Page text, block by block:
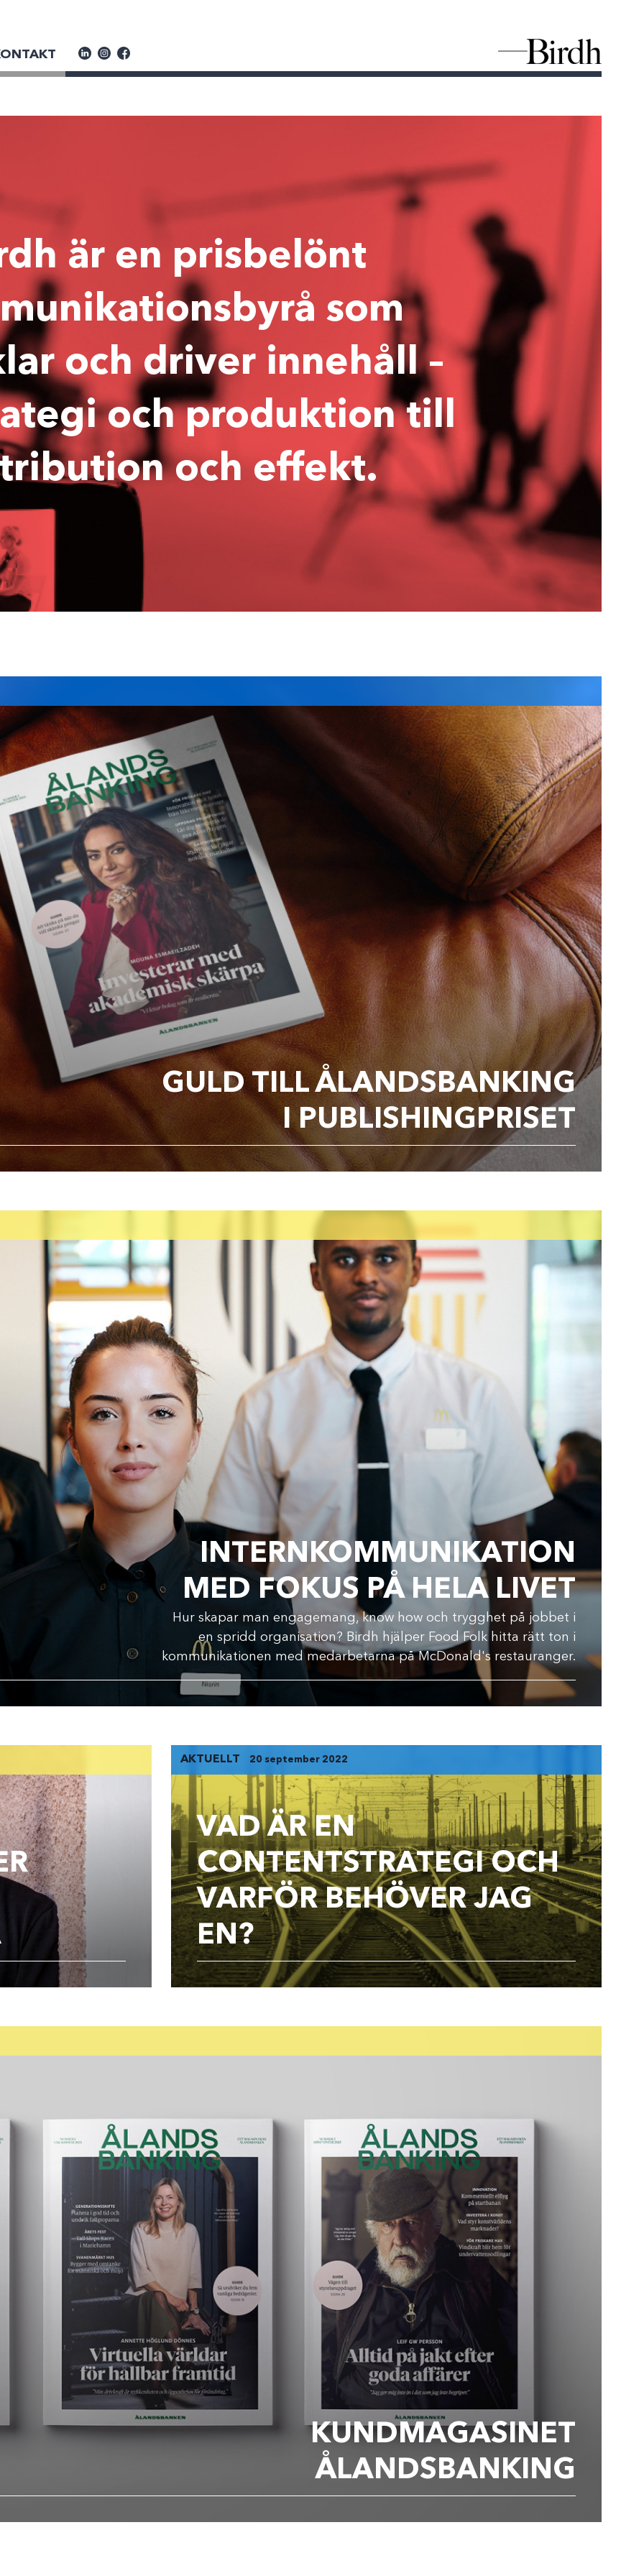
är en prisbelönt
som
och driver innehåll –
och produktion till
och effekt.
GULD TILL ÅLANDSBANKING
I PUBLISHINGPRISET
INTERN­KOMMUNIKATION
MED FOKUS PÅ HELA LIVET
Hur skapar man engagemang, know how och trygghet på jobbet i
en spridd organisation? Birdh hjälper Food Folk hitta rätt ton i
kommunikationen med medarbetarna på McDonald's restauranger.
AKTUELLT 20 september 2022
VAD ÄR EN
CONTENTSTRATEGI OCH
VARFÖR BEHÖVER JAG
EN?
KUNDMAGASINET
ÅLANDSBANKING